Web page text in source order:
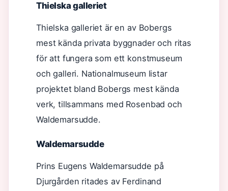
Thielska galleriet
Thielska galleriet är en av Bobergs
mest kända privata byggnader och ritas
för att fungera som ett konstmuseum
och galleri. Nationalmuseum listar
projektet bland Bobergs mest kända
verk, tillsammans med Rosenbad och
Waldemarsudde.
Waldemarsudde
Prins Eugens Waldemarsudde på
Djurgården ritades av Ferdinand